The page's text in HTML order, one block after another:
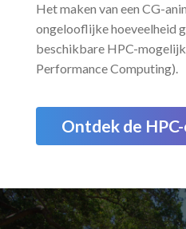
Het maken van een CG-
ongelooflijke hoeveelheid
beschikbare HPC-
Performance Computing).
Ontdek de